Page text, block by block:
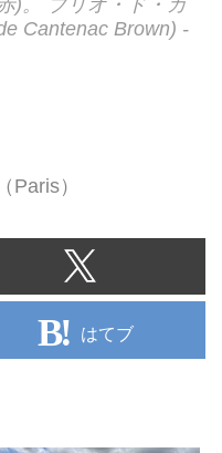
)。 ブリオ・ド・カ
Cantenac Brown) -
Paris）
はてブ